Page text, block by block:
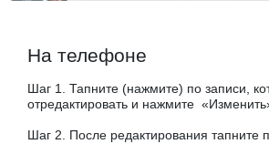
На телефоне
Шаг 1. Тапните (нажмите) по записи,
отредактировать и нажмите
Шаг 2. После редактирования тапните